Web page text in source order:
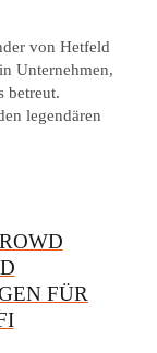
von Hetfeld
Unternehmen,
betreut.
legendären
FÜR